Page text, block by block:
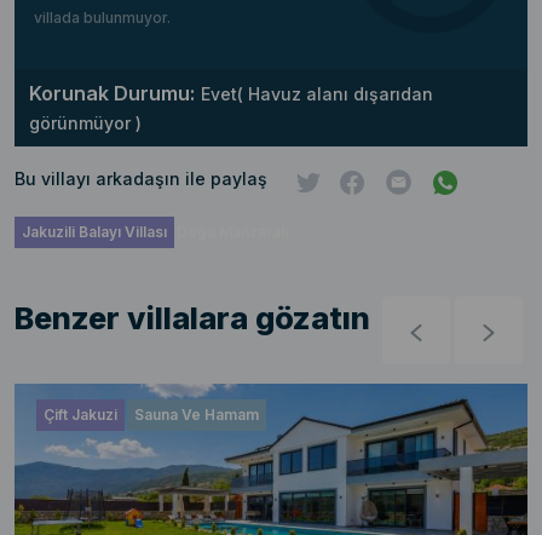
villada bulunmuyor.
Korunak Durumu: Evet( Havuz alanı dışarıdan
görünmüyor )
Bu villayı arkadaşın ile paylaş
Jakuzili Balayı Villası
Benzer villalara gözatın
Çift Jakuzi Sauna Ve Hamam